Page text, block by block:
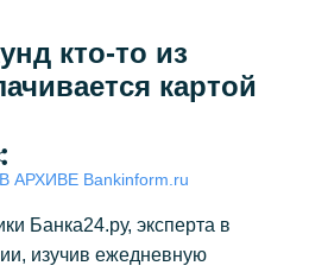
кто-то из
картой
АРХИВЕ Bankinform.ru
Банка24.ру, эксперта в
изучив ежедневную